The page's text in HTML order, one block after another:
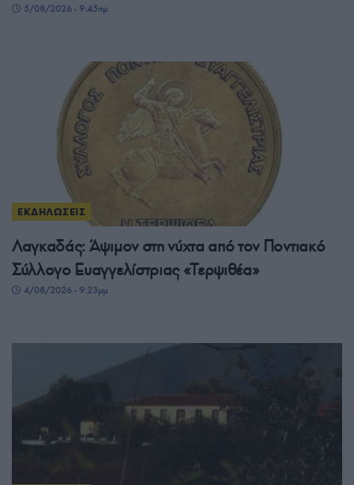
5/08/2026 - 9:45πμ
ΕΚΔΗΛΩΣΕΙΣ
Λαγκαδάς: Άψιμον στη νύχτα από τον Ποντιακό
Σύλλογο Ευαγγελίστριας «Τερψιθέα»
4/08/2026 - 9:23μμ